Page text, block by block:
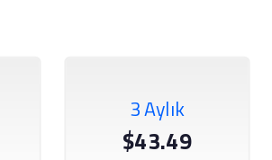
3 Aylık
$43.49